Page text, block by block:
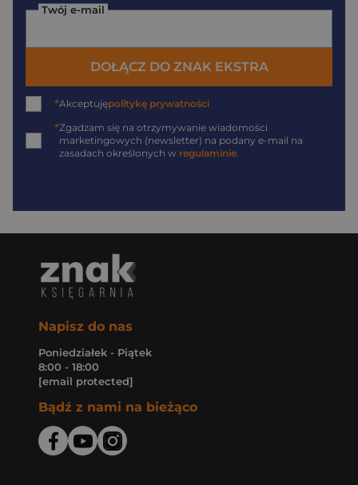
Twój e-mail
DOŁĄCZ DO ZNAK EKSTRA
*Akceptujępolitykę prywatności
*Zgadzam się na otrzymywanie wiadomości
marketingowych (newsletter) na podany e-mail na
zasadach określonych w regulaminie
Napisz do nas
Poniedziałek - Piątek
8:00 - 18:00
[email protected]
Bądź z nami na bieżąco